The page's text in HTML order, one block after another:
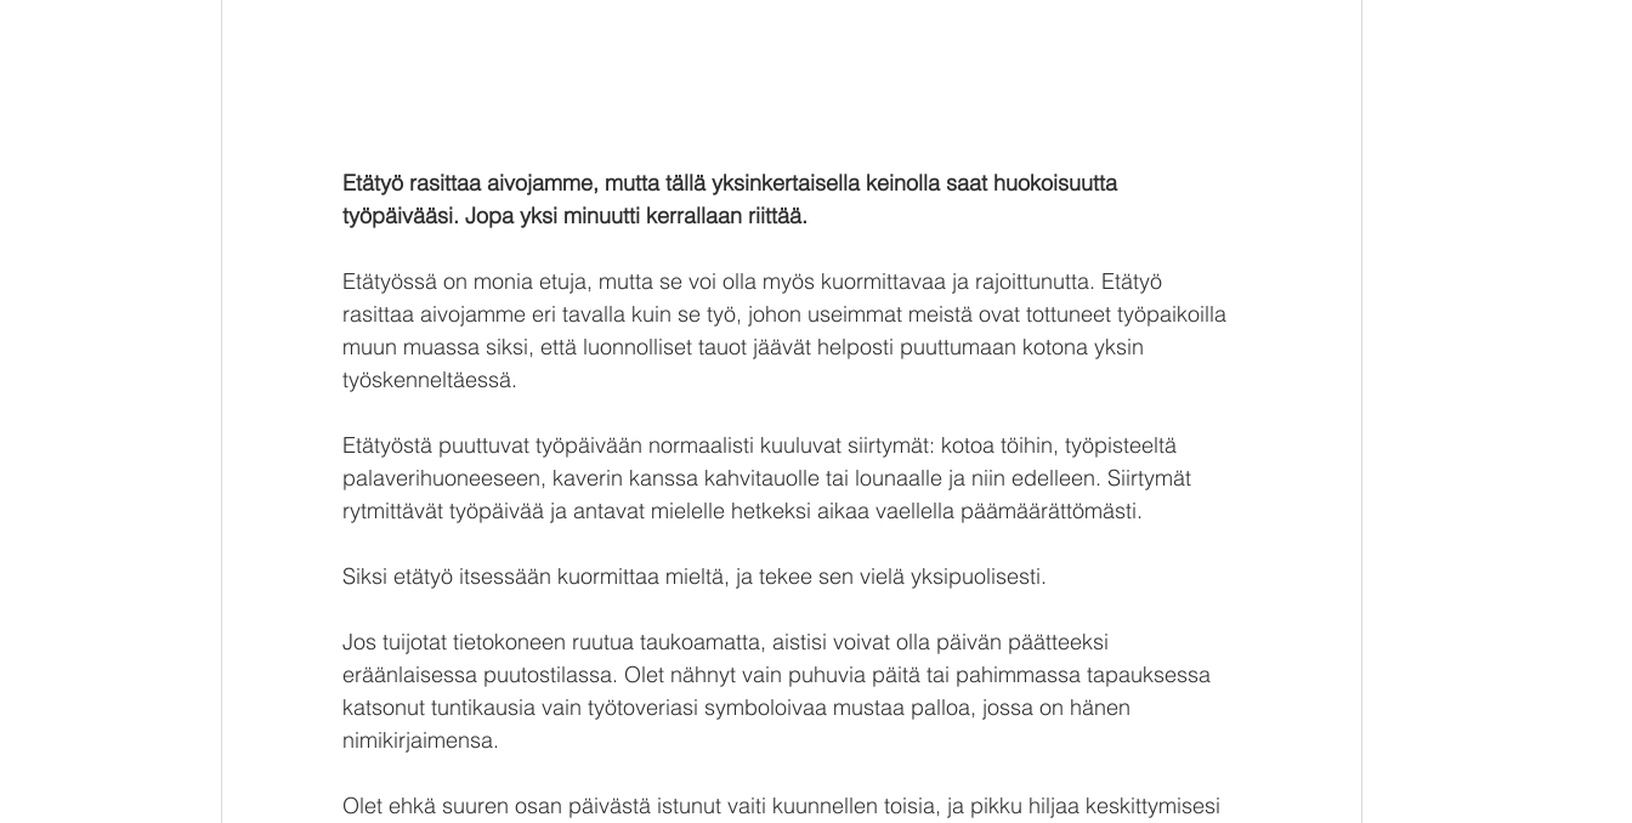
Etätyö rasittaa aivojamme, mutta tällä yksinkertaisella keinolla saat huokoisuutta
työpäivääsi. Jopa yksi minuutti kerrallaan riittää.
Etätyössä on monia etuja, mutta se voi olla myös kuormittavaa ja rajoittunutta. Etätyö
rasittaa aivojamme eri tavalla kuin se työ, johon useimmat meistä ovat tottuneet työpaikoilla
muun muassa siksi, että luonnolliset tauot jäävät helposti puuttumaan kotona yksin
työskenneltäessä.
Etätyöstä puuttuvat työpäivään normaalisti kuuluvat siirtymät: kotoa töihin, työpisteeltä
palaverihuoneeseen, kaverin kanssa kahvitauolle tai lounaalle ja niin edelleen. Siirtymät
rytmittävät työpäivää ja antavat mielelle hetkeksi aikaa vaellella päämäärättömästi.
Siksi etätyö itsessään kuormittaa mieltä, ja tekee sen vielä yksipuolisesti.
Jos tuijotat tietokoneen ruutua taukoamatta, aistisi voivat olla päivän päätteeksi
eräänlaisessa puutostilassa. Olet nähnyt vain puhuvia päitä tai pahimmassa tapauksessa
katsonut tuntikausia vain työtoveriasi symboloivaa mustaa palloa, jossa on hänen
nimikirjaimensa.
Olet ehkä suuren osan päivästä istunut vaiti kuunnellen toisia, ja pikku hiljaa keskittymisesi